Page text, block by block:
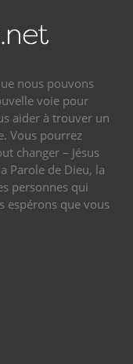
nous pouvons
voie pour
aider à trouver un
Vous pourrez
changer – Jésus
Parole de Dieu, la
personnes qui
espérons que vous